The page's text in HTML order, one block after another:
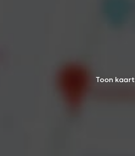
Toon kaart